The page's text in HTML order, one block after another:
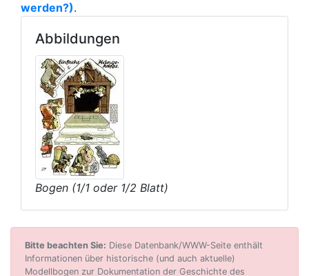
werden?).
Abbildungen
Bogen (1/1 oder 1/2 Blatt)
Bitte beachten Sie: Diese Datenbank/WWW-Seite enthält
Informationen über historische (und auch aktuelle)
Modellbogen zur Dokumentation der Geschichte des